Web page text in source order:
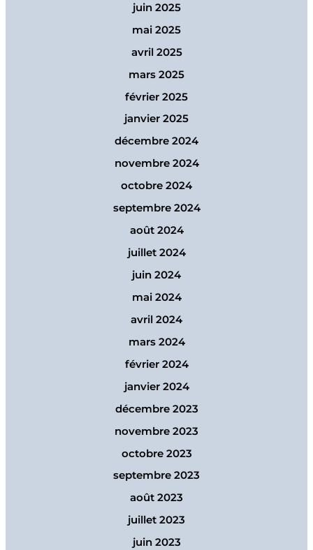
juin 2025
mai 2025
avril 2025
mars 2025
février 2025
janvier 2025
décembre 2024
novembre 2024
octobre 2024
septembre 2024
août 2024
juillet 2024
juin 2024
mai 2024
avril 2024
mars 2024
février 2024
janvier 2024
décembre 2023
novembre 2023
octobre 2023
septembre 2023
août 2023
juillet 2023
juin 2023